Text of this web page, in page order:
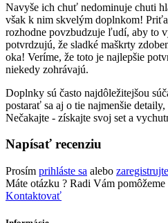
Navyše ich chuť nedominuje chuti
však k nim skvelým doplnkom!
rozhodne povzbudzuje ľudí, aby to
potvrdzujú, že sladké maškrty
oka! Veríme, že toto je najlepšie
niekedy zohrávajú.
Doplnky sú často najdôležitejšou
postarať sa aj o tie najmenšie
Nečakajte - získajte svoj set a
Napísať recenziu
Prosím prihláste sa alebo zaregistrujte
Máte otázku ? Radi Vám pomôžeme
Kontaktovať